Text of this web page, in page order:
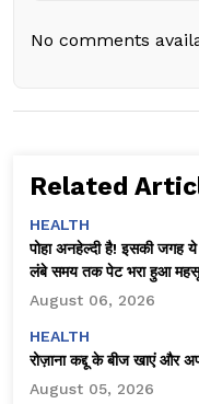
No comments
Related
HEALTH
पोहा अनहेल्दी है! इसकी
लंबे समय तक पेट भरा हुआ
August 06, 2026
HEALTH
रोज़ाना कद्दू के बीज खाएं और
August 05, 2026